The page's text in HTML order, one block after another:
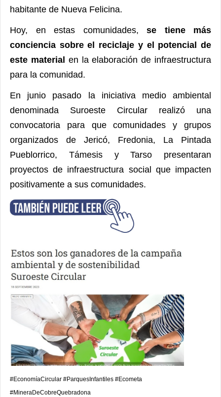
habitante de Nueva Felicina.
Hoy, en estas comunidades, se tiene más
conciencia sobre el reciclaje y el potencial de
este material en la elaboración de infraestructura
para la comunidad.
En junio pasado la iniciativa medio ambiental
denominada Suroeste Circular realizó una
convocatoria para que comunidades y grupos
organizados de Jericó, Fredonia, La Pintada
Pueblorrico, Támesis y Tarso presentaran
proyectos de infraestructura social que impacten
positivamente a sus comunidades.
#EconomíaCircular #ParquesInfantiles #Ecometa
#MineraDeCobreQuebradona